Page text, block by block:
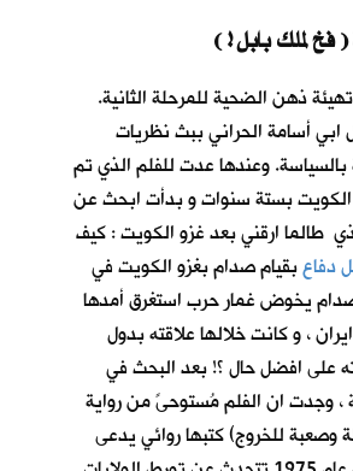
ذهن الضحية للمرحلة الثانية.
ابي أسامة الحراني ببث نظريات
بالسياسة. وعندها عدت للفلم الذي تم
الكويت بستة سنوات و بدأت ابحث عن
طالما ارقني بعد غزو الكويت : كيف
دفاعبقيام صدام بغزو الكويت في
يخوض غمار حرب استغرق أمدها
، و كانت خلالها علاقته بدول
على افضل حال ؟! بعد البحث في
، وجدت ان الفلم مُستوحىً من رواية
للخروج) كتبها روائي يدعى